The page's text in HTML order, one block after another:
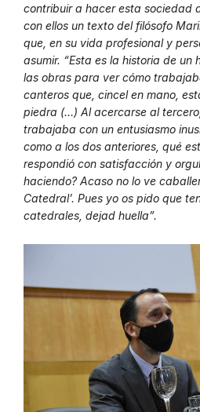
contribuir a hacer esta sociedad
con ellos un texto del filósofo
que, en su vida profesional y
asumir. “Esta es la historia de un
las obras para ver cómo
canteros que, cincel en mano,
piedra (…) Al acercarse al
trabajaba con un entusiasmo
como a los dos anteriores, qué
respondió con satisfacción y
haciendo? Acaso no lo ve
Catedral’. Pues yo os pido que
catedrales, dejad huella”.